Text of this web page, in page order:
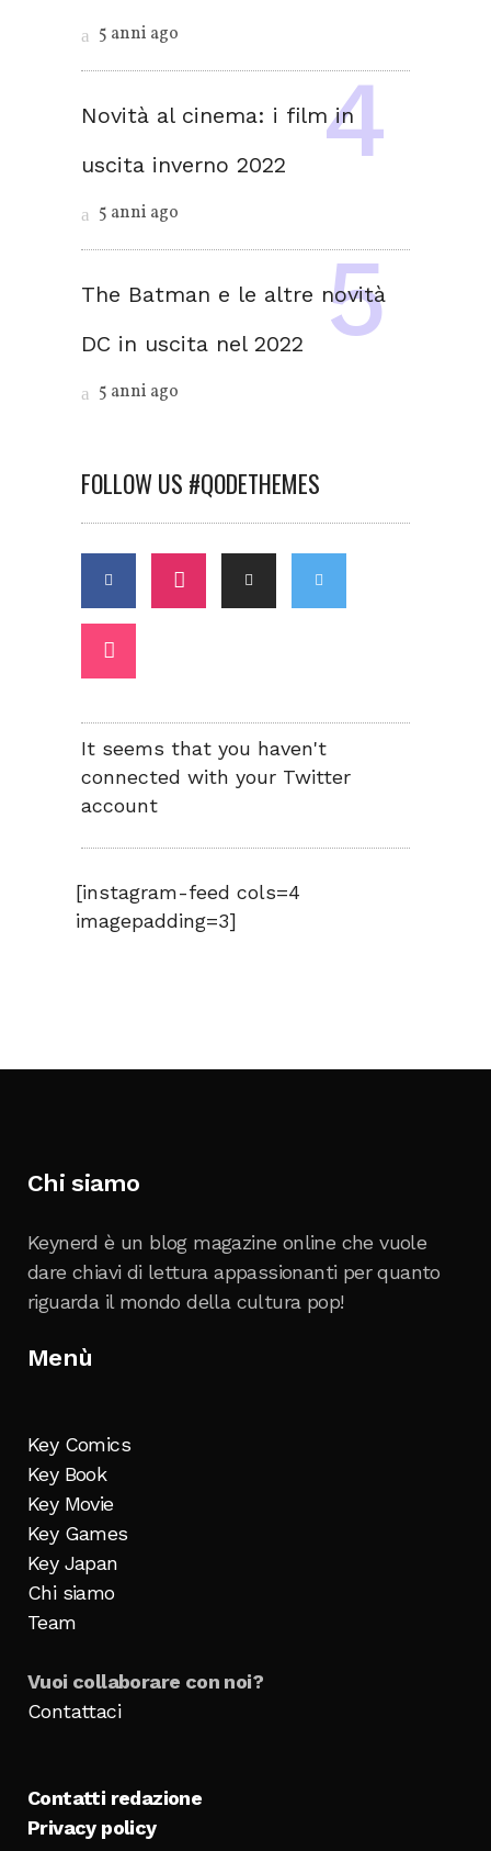
5 anni ago
Novità al cinema: i film in
uscita inverno 2022
5 anni ago
The Batman e le altre novità
DC in uscita nel 2022
5 anni ago
FOLLOW US #QODETHEMES
It seems that you haven't
connected with your Twitter
account
[instagram-feed cols=4
imagepadding=3]
Chi siamo
Keynerd è un blog magazine online che vuole
dare chiavi di lettura appassionanti per quanto
riguarda il mondo della cultura pop!
Menù
Key Comics
Key Book
Key Movie
Key Games
Key Japan
Chi siamo
Team
Vuoi collaborare con noi?
Contattaci
Contatti redazione
Privacy policy